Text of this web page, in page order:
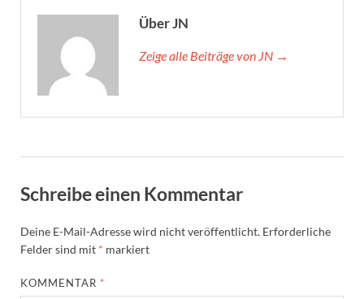
Über JN
Zeige alle Beiträge von JN →
Schreibe einen Kommentar
Deine E-Mail-Adresse wird nicht veröffentlicht. Erforderliche
Felder sind mit * markiert
KOMMENTAR *